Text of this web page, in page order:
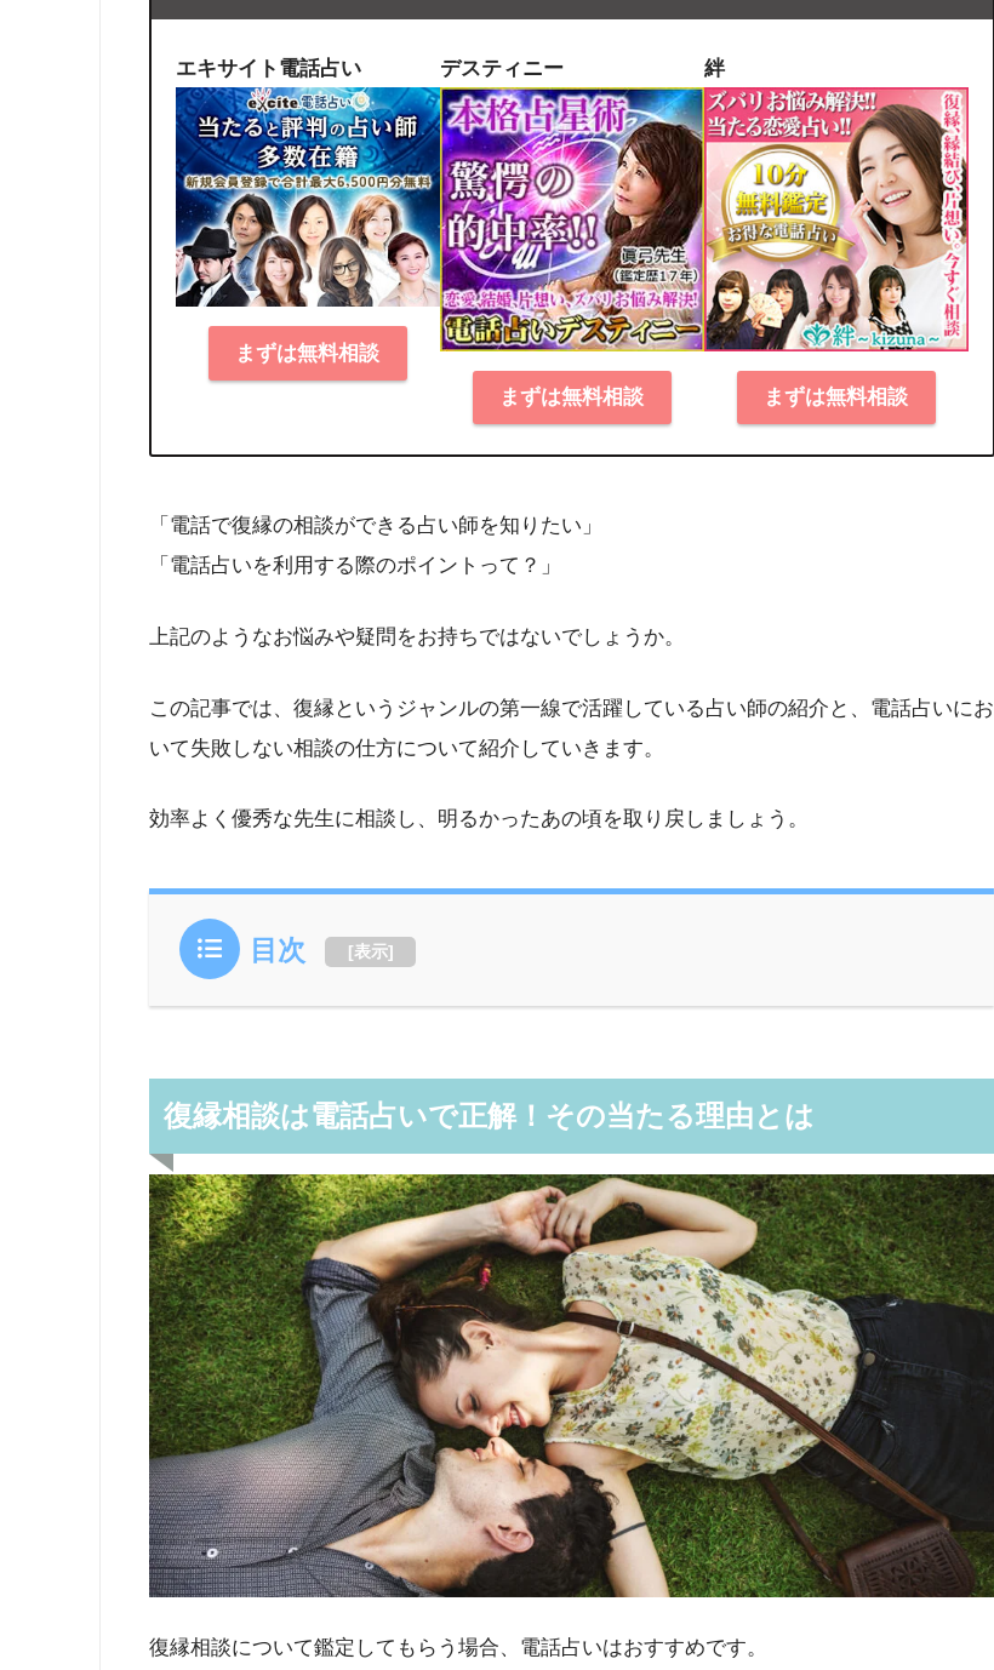
エキサイト電話占い
まずは無料相談
デスティニー
まずは無料相談
絆
まずは無料相談
「電話で復縁の相談ができる占い師を知りたい」
「電話占いを利用する際のポイントって？」
上記のようなお悩みや疑問をお持ちではないでしょうか。
この記事では、復縁というジャンルの第一線で活躍している占い師の紹介と、電話占いにお
いて失敗しない相談の仕方について紹介していきます。
効率よく優秀な先生に相談し、明るかったあの頃を取り戻しましょう。
目次 [表示]
復縁相談は電話占いで正解！その当たる理由とは
復縁相談について鑑定してもらう場合、電話占いはおすすめです。